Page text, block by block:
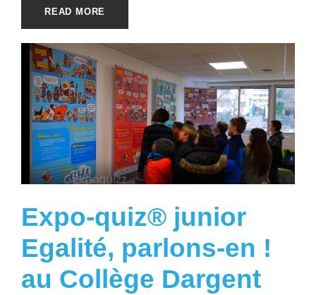
READ MORE
Expo-quiz® junior
Egalité, parlons-en !
au Collège Dargent